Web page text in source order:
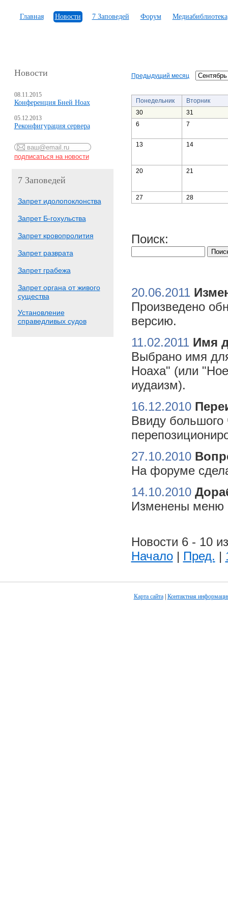
Главная Новости 7 Заповедей Форум Медиабиблиотека
Новости
08.11.2015
Конференция Бней Ноах
05.12.2013
Реконфигурация сервера
7 Заповедей
Запрет идолопоклонства
Запрет Б-гохульства
Запрет кровопролития
Запрет разврата
Запрет грабежа
Запрет органа от живого
существа
Установление
справедливых судов
Предыдущий месяц
Понедельник
Вторник
30
31
6
7
13 14
20 21
27 28
Поиск:
20.06.2011
Произведено
версию.
11.02.2011 Имя
Выбрано имя
Ноаха" (или
иудаизм).
16.12.2010
Ввиду большого
27.10.2010
На форуме
14.10.2010
Изменены меню
Новости 6 - 10
Начало| Пред. |
Карта сайта| Контактная